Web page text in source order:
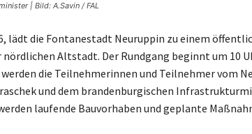
| Bild: A.Savin / FAL
lädt die Fontanestadt Neuruppin zu einem
Altstadt. Der Rundgang beginnt um 10
die Teilnehmerinnen und Teilnehmer vom
und dem brandenburgischen
laufende Bauvorhaben und geplante